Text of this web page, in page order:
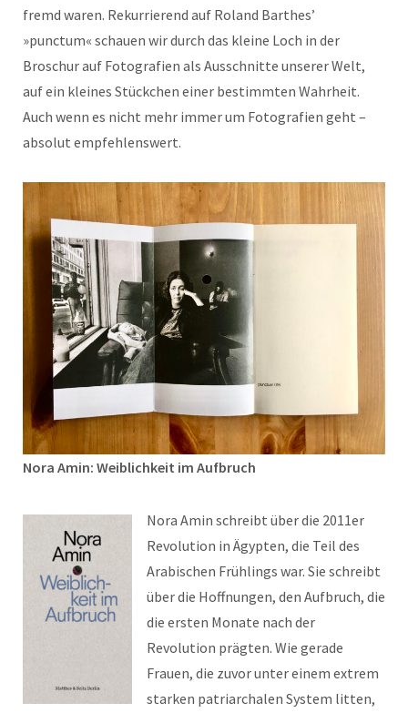
fremd waren. Rekurrierend auf Roland Barthes’
»punctum« schauen wir durch das kleine Loch in der
Broschur auf Fotografien als Ausschnitte unserer Welt,
auf ein kleines Stückchen einer bestimmten Wahrheit.
Auch wenn es nicht mehr immer um Fotografien geht –
absolut empfehlenswert.
Nora Amin: Weiblichkeit im Aufbruch
Nora Amin schreibt über die 2011er
Revolution in Ägypten, die Teil des
Arabischen Frühlings war. Sie schreibt
über die Hoffnungen, den Aufbruch, die
die ersten Monate nach der
Revolution prägten. Wie gerade
Frauen, die zuvor unter einem extrem
starken patriarchalen System litten,